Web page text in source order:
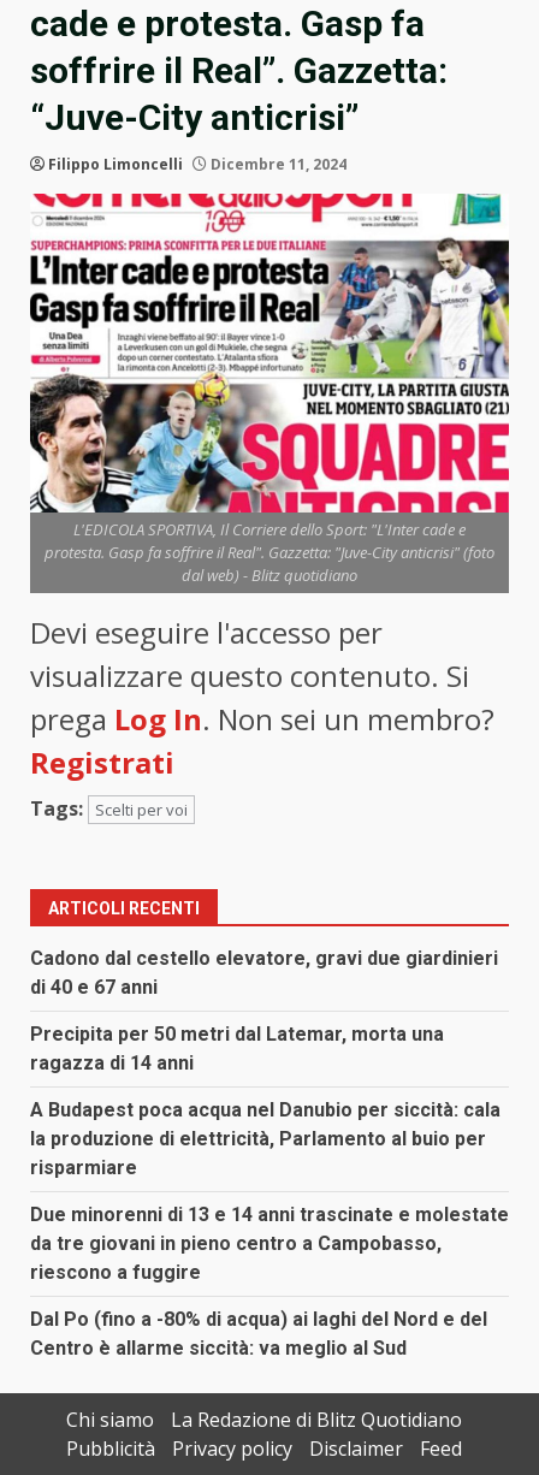
cade e protesta. Gasp fa
soffrire il Real”. Gazzetta:
“Juve-City anticrisi”
Filippo Limoncelli Dicembre 11, 2024
L'EDICOLA SPORTIVA, Il Corriere dello Sport: "L'Inter cade e
protesta. Gasp fa soffrire il Real". Gazzetta: "Juve-City anticrisi" (foto
dal web) - Blitz quotidiano
Devi eseguire l'accesso per
visualizzare questo contenuto. Si
prega Log In. Non sei un membro?
Registrati
Tags: Scelti per voi
ARTICOLI RECENTI
Cadono dal cestello elevatore, gravi due giardinieri
di 40 e 67 anni
Precipita per 50 metri dal Latemar, morta una
ragazza di 14 anni
A Budapest poca acqua nel Danubio per siccità: cala
la produzione di elettricità, Parlamento al buio per
risparmiare
Due minorenni di 13 e 14 anni trascinate e molestate
da tre giovani in pieno centro a Campobasso,
riescono a fuggire
Dal Po (fino a -80% di acqua) ai laghi del Nord e del
Centro è allarme siccità: va meglio al Sud
Chi siamo
La Redazione di Blitz Quotidiano
Pubblicità
Privacy policy Disclaimer Feed